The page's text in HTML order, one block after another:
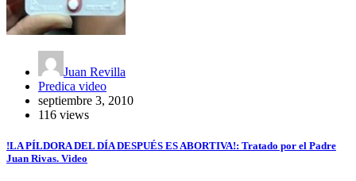
Juan Revilla
Predica video
septiembre 3, 2010
116 views
!LA PÍLDORA DEL DÍA DESPUÉS ES ABORTIVA!: Tratado por el Padre
Juan Rivas. Video